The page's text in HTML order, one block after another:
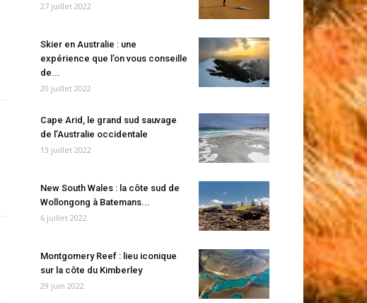
27 juillet 2022
Skier en Australie : une
expérience que l’on vous conseille
de...
20 juillet 2022
Cape Arid, le grand sud sauvage
de l’Australie occidentale
13 juillet 2022
New South Wales : la côte sud de
Wollongong à Batemans...
6 juillet 2022
Montgomery Reef : lieu iconique
sur la côte du Kimberley
29 juin 2022